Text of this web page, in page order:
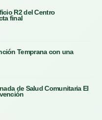
R2 del Centro
final
Temprana con una
de Salud Comunitaria El